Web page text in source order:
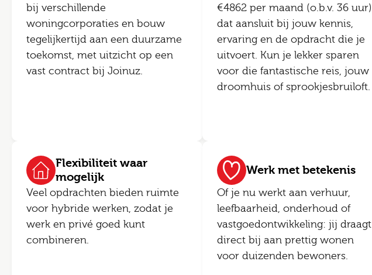
bij verschillende
woningcorporaties en bouw
tegelijkertijd aan een duurzame
toekomst, met uitzicht op een
vast contract bij Joinuz.
€4862 per maand (o.b.v. 36 uur)
dat aansluit bij jouw kennis,
ervaring en de opdracht die je
uitvoert. Kun je lekker sparen
voor die fantastische reis, jouw
droomhuis of sprookjesbruiloft.
Flexibiliteit waar
mogelijk
Veel opdrachten bieden ruimte
voor hybride werken, zodat je
werk en privé goed kunt
combineren.
Werk met betekenis
Of je nu werkt aan verhuur,
leefbaarheid, onderhoud of
vastgoedontwikkeling: jij draagt
direct bij aan prettig wonen
voor duizenden bewoners.